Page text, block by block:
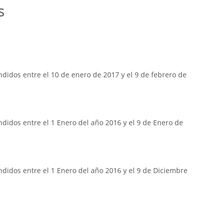
entre el 10 de enero de 2017 y el 9 de febrero de
entre el 1 Enero del año 2016 y el 9 de Enero de
entre el 1 Enero del año 2016 y el 9 de Diciembre